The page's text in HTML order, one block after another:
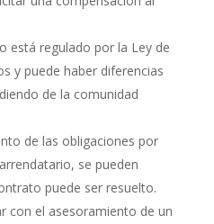
está regulado por la Ley de
y puede haber diferencias
de la comunidad
de las obligaciones por
se pueden
puede ser resuelto.
con el asesoramiento de un